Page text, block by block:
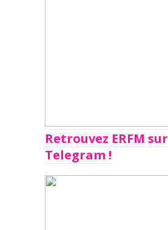
Retrouvez ERFM sur
Telegram !